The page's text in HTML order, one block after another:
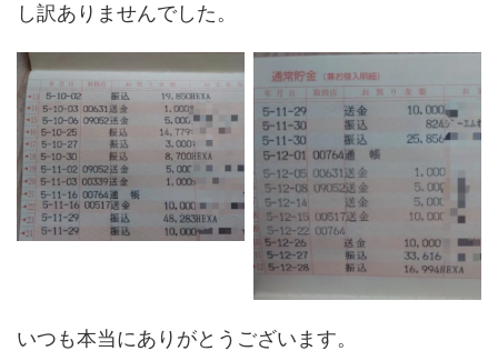
し訳ありませんでした。
いつも本当にありがとうございます。